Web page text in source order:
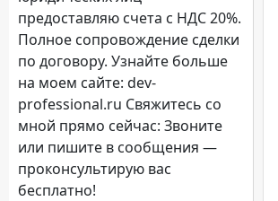
предоставляю счета с НДС 20%.
Полное сопровождение сделки
по договору. Узнайте больше
на моем сайте: dev-
professional.ru Свяжитесь со
мной прямо сейчас: Звоните
или пишите в сообщения —
проконсультирую вас
бесплатно!